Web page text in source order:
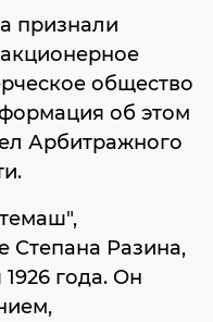
признали
общество
об этом
Арбитражного
Степана Разина,
года. Он